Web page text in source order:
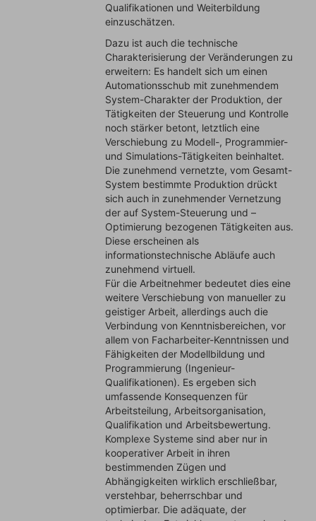
Qualifikationen und Weiterbildung
einzuschätzen.
Dazu ist auch die technische
Charakterisierung der Veränderungen zu
erweitern: Es handelt sich um einen
Automationsschub mit zunehmendem
System-Charakter der Produktion, der
Tätigkeiten der Steuerung und Kontrolle
noch stärker betont, letztlich eine
Verschiebung zu Modell-, Programmier-
und Simulations-Tätigkeiten beinhaltet.
Die zunehmend vernetzte, vom Gesamt-
System bestimmte Produktion drückt
sich auch in zunehmender Vernetzung
der auf System-Steuerung und –
Optimierung bezogenen Tätigkeiten aus.
Diese erscheinen als
informationstechnische Abläufe auch
zunehmend virtuell.
Für die Arbeitnehmer bedeutet dies eine
weitere Verschiebung von manueller zu
geistiger Arbeit, allerdings auch die
Verbindung von Kenntnisbereichen, vor
allem von Facharbeiter-Kenntnissen und
Fähigkeiten der Modellbildung und
Programmierung (Ingenieur-
Qualifikationen). Es ergeben sich
umfassende Konsequenzen für
Arbeitsteilung, Arbeitsorganisation,
Qualifikation und Arbeitsbewertung.
Komplexe Systeme sind aber nur in
kooperativer Arbeit in ihren
bestimmenden Zügen und
Abhängigkeiten wirklich erschließbar,
verstehbar, beherrschbar und
optimierbar. Die adäquate, der